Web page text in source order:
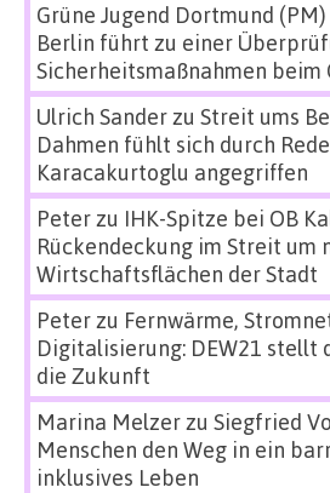
Grüne Jugend Dortmund (PM)
Berlin führt zu einer
Sicherheitsmaßnahmen beim
Ulrich Sanderzu Streit ums
Dahmen fühlt sich durch
Karacakurtoglu angegriffen
Peterzu IHK-Spitze bei OB
Rückendeckung im Streit um
Wirtschaftsflächen der Stadt
Peterzu Fernwärme,
Digitalisierung: DEW21 stellt
die Zukunft
Marina Melzerzu Siegfried
Menschen den Weg in ein
inklusives Leben